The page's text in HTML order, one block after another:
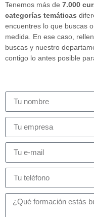
Tenemos más de 7.000
categorías temáticas
encuentres lo que buscas
medida. En ese caso,
buscas y nuestro
contigo lo antes posible